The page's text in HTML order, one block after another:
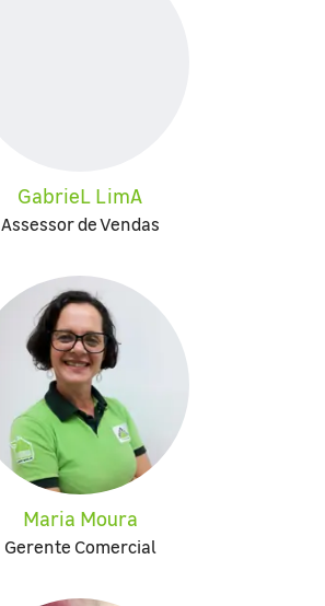
GabrieL LimA
Assessor de Vendas
Maria Moura
Gerente Comercial